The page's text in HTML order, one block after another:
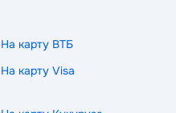
На карту ВТБ
На карту Visa